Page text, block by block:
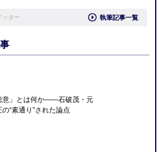
ッター 執筆記事一覧
意」とは何か――石破茂・元
“素通り”された論点